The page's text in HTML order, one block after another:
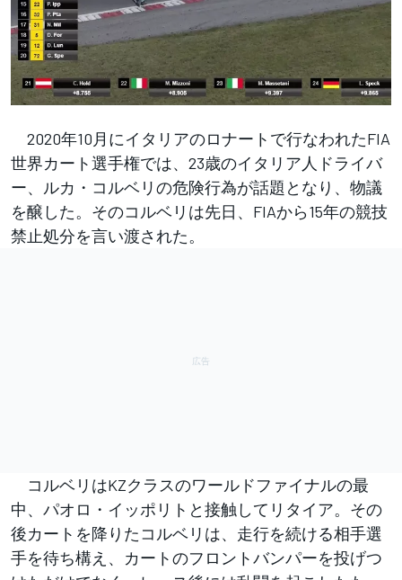
2020年10月にイタリアのロナートで行なわれたFIA
世界カート選手権では、23歳のイタリア人ドライバ
ー、ルカ・コルベリの危険行為が話題となり、物議
を醸した。そのコルベリは先日、FIAから15年の競技
禁止処分を言い渡された。
コルベリはKZクラスのワールドファイナルの最
中、パオロ・イッポリトと接触してリタイア。その
後カートを降りたコルベリは、走行を続ける相手選
手を待ち構え、カートのフロントバンパーを投げつ